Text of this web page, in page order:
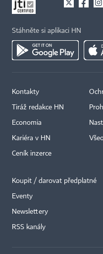
Stáhněte si aplikaci HN
Kontakty
Tiráž redakce HN
Economia
Kariéra v HN
Ceník inzerce
Koupit / darovat předplatné
Eventy
Newslettery
RSS kanály